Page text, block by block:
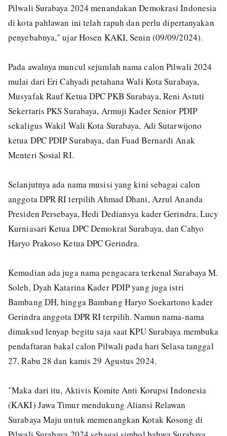
Pilwali Surabaya 2024 menandakan Demokrasi Indonesia
di kota pahlawan ini telah rapuh dan perlu dipertanyakan
penyebabnya," ujar Hosen KAKI, Senin (09/09/2024).
Pada awalnya muncul sejumlah nama calon Pilwali 2024
mulai dari Eri Cahyadi petahana Wali Kota Surabaya,
Musyafak Rauf Ketua DPC PKB Surabaya, Reni Astuti
Sekertaris PKS Surabaya, Armuji Kader Senior PDIP
sekaligus Wakil Wali Kota Surabaya, Adi Sutarwijono
ketua DPC PDIP Surabaya, dan Fuad Bernardi Anak
Menteri Sosial RI.
Selanjutnya ada nama musisi yang kini sebagai calon
anggota DPR RI terpilih Ahmad Dhani, Azrul Ananda
Presiden Persebaya, Hedi Dediansya kader Gerindra, Lucy
Kurniasari Ketua DPC Demokrat Surabaya, dan Cahyo
Haryo Prakoso Ketua DPC Gerindra.
Kemudian ada juga nama pengacara terkenal Surabaya M.
Soleh, Dyah Katarina Kader PDIP yang juga istri
Bambang DH, hingga Bambang Haryo Soekartono kader
Gerindra anggota DPR RI terpilih. Namun nama-nama
dimaksud lenyap begitu saja saat KPU Surabaya membuka
pendaftaran bakal calon Pilwali pada hari Selasa tanggal
27, Rabu 28 dan kamis 29 Agustus 2024.
"Maka dari itu, Aktivis Komite Anti Korupsi Indonesia
(KAKI) Jawa Timur mendukung Aliansi Relawan
Surabaya Maju untuk memenangkan Kotak Kosong di